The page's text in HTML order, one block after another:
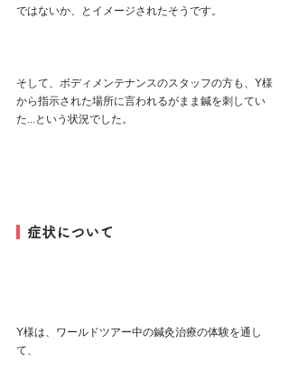
ではないか、とイメージされたそうです。
そして、ボディメンテナンスのスタッフの方も、Y様
から指示された場所に言われるがまま鍼を刺してい
た...という状況でした。
症状について
Y様は、ワールドツアー中の鍼灸治療の体験を通し
て、